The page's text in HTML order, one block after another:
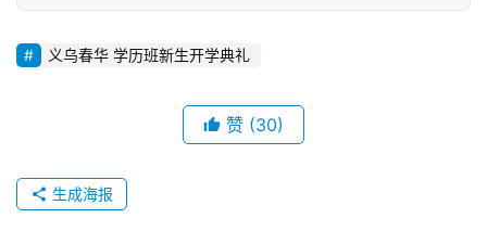
义乌春华 学历班新生开学典礼
赞 (30)
生成海报